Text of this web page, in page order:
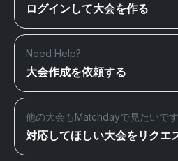
ログインして大会を作る
Need Help?
大会作成を依頼する
他の大会もMatchdayで見たいで
対応してほしい大会をリクエ